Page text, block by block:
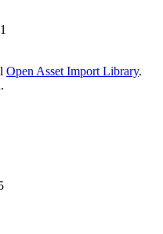
Open Asset Import Library.